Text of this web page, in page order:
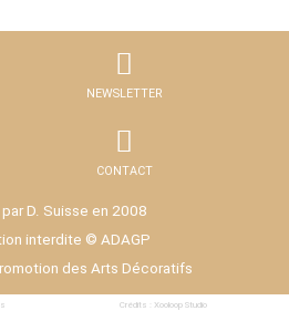
D. Suisse en 2008
interdite © ADAGP
des Arts Décoratifs
NEWSLETTER
CONTACT
Crédits : Xooloop Studio